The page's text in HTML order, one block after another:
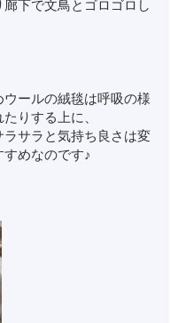
下で文鳥とゴロゴロし
ールの絨毯は呼吸の様
りする上に、
サラと気持ち良さは変
めなのです♪